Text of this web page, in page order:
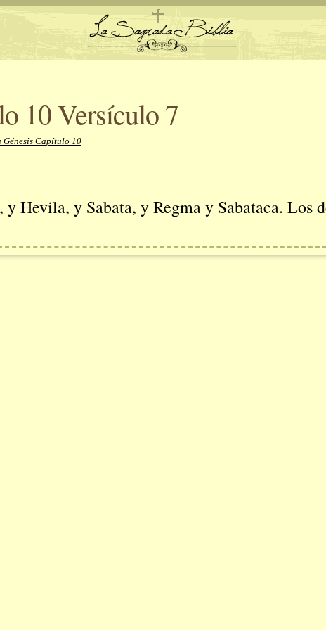
10 Versículo 7
Génesis Capítulo 10
Hevila, y Sabata, y Regma y Sabataca. Los